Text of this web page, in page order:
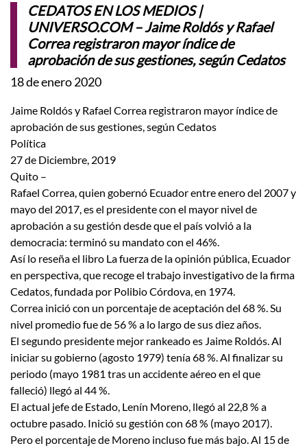
CEDATOS EN LOS MEDIOS |
UNIVERSO.COM – Jaime Roldós y Rafael
Correa registraron mayor índice de
aprobación de sus gestiones, según Cedatos
18 de enero 2020
Jaime Roldós y Rafael Correa registraron mayor índice de
aprobación de sus gestiones, según Cedatos
Política
27 de Diciembre, 2019
Quito –
Rafael Correa, quien gobernó Ecuador entre enero del 2007 y
mayo del 2017, es el presidente con el mayor nivel de
aprobación a su gestión desde que el país volvió a la
democracia: terminó su mandato con el 46%.
Así lo reseña el libro La fuerza de la opinión pública, Ecuador
en perspectiva, que recoge el trabajo investigativo de la firma
Cedatos, fundada por Polibio Córdova, en 1974.
Correa inició con un porcentaje de aceptación del 68 %. Su
nivel promedio fue de 56 % a lo largo de sus diez años.
El segundo presidente mejor rankeado es Jaime Roldós. Al
iniciar su gobierno (agosto 1979) tenía 68 %. Al finalizar su
periodo (mayo 1981 tras un accidente aéreo en el que
falleció) llegó al 44 %.
El actual jefe de Estado, Lenín Moreno, llegó al 22,8 % a
octubre pasado. Inició su gestión con 68 % (mayo 2017).
Pero el porcentaje de Moreno incluso fue más bajo. Al 15 de